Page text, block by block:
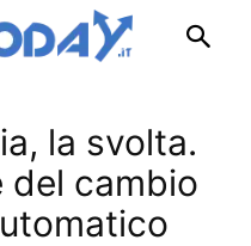
la svolta.
del cambio